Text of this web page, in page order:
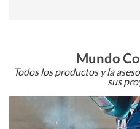
Mundo
Todos los productos y la
sus